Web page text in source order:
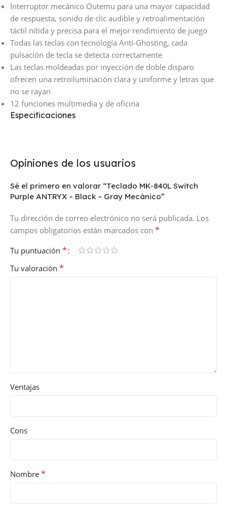
Interruptor mecánico Outemu para una mayor capacidad
de respuesta, sonido de clic audible y retroalimentación
táctil nítida y precisa para el mejor rendimiento de juego
Todas las teclas con tecnología Anti-Ghosting, cada
pulsación de tecla se detecta correctamente
Las teclas moldeadas por inyección de doble disparo
ofrecen una retroiluminación clara y uniforme y letras que
no se rayan
12 funciones multimedia y de oficina
Especificaciones
Opiniones de los usuarios
Sé el primero en valorar “Teclado MK-840L Switch
Purple ANTRYX – Black – Gray Mecánico”
Tu dirección de correo electrónico no será publicada. Los
campos obligatorios están marcados con *
Tu puntuación *
Tu valoración *
Ventajas
Cons
Nombre *